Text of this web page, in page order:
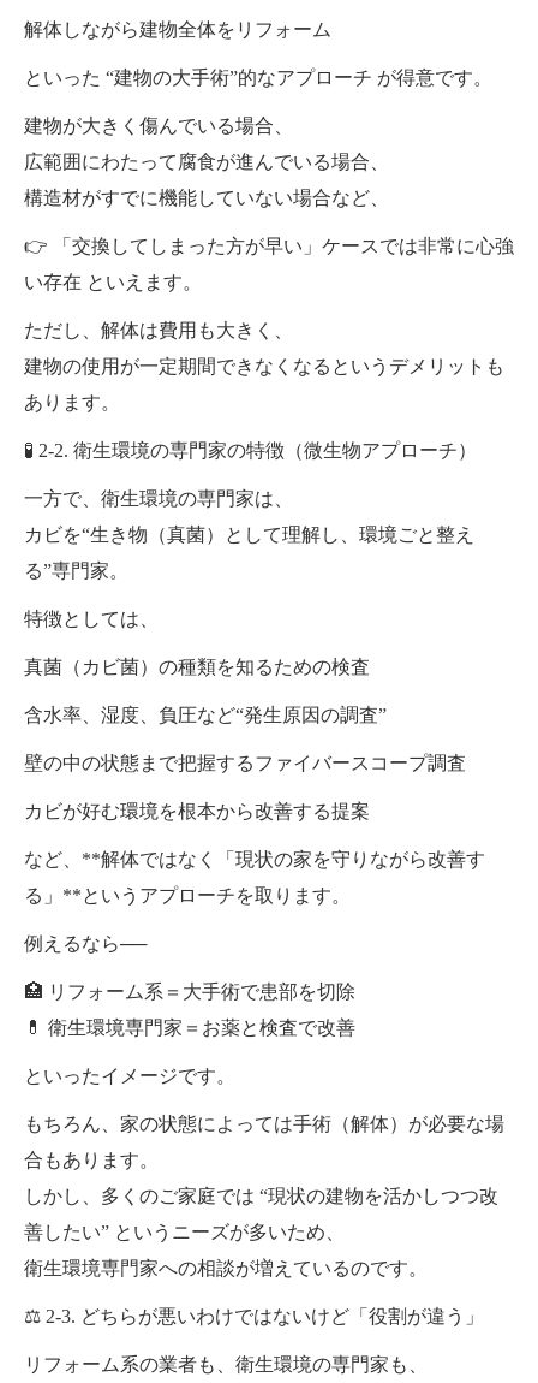
解体しながら建物全体をリフォーム
といった “建物の大手術”的なアプローチ が得意です。
建物が大きく傷んでいる場合、
広範囲にわたって腐食が進んでいる場合、
構造材がすでに機能していない場合など、
👉 「交換してしまった方が早い」ケースでは非常に心強
い存在 といえます。
ただし、解体は費用も大きく、
建物の使用が一定期間できなくなるというデメリットも
あります。
🧪 2-2. 衛生環境の専門家の特徴（微生物アプローチ）
一方で、衛生環境の専門家は、
カビを“生き物（真菌）として理解し、環境ごと整え
る”専門家。
特徴としては、
真菌（カビ菌）の種類を知るための検査
含水率、湿度、負圧など“発生原因の調査”
壁の中の状態まで把握するファイバースコープ調査
カビが好む環境を根本から改善する提案
など、**解体ではなく「現状の家を守りながら改善す
る」**というアプローチを取ります。
例えるなら──
🏥 リフォーム系＝大手術で患部を切除
💊 衛生環境専門家＝お薬と検査で改善
といったイメージです。
もちろん、家の状態によっては手術（解体）が必要な場
合もあります。
しかし、多くのご家庭では “現状の建物を活かしつつ改
善したい” というニーズが多いため、
衛生環境専門家への相談が増えているのです。
⚖ 2-3. どちらが悪いわけではないけど「役割が違う」
リフォーム系の業者も、衛生環境の専門家も、